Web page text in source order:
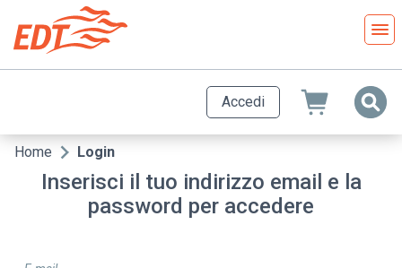
contenuto
principale
Accedi
Briciole
Home Login
Inserisci il tuo indirizzo email e la
password per accedere